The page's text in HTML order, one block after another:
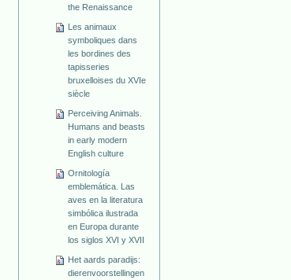
the Renaissance
Les animaux
symboliques dans
les bordines des
tapisseries
bruxelloises du XVIe
siècle
Perceiving Animals.
Humans and beasts
in early modern
English culture
Ornitología
emblemática. Las
aves en la literatura
simbólica ilustrada
en Europa durante
los siglos XVI y XVII
Het aards paradijs:
dierenvoorstellingen